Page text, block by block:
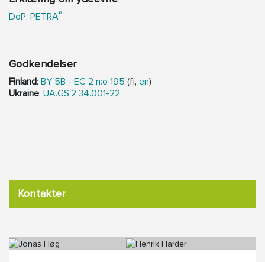
DoP: PETRA®
Godkendelser
Finland: BY 5B - EC 2 n:o 195 (fi, en)
Ukraine: UA.GS.2.34.001-22
Kontakter